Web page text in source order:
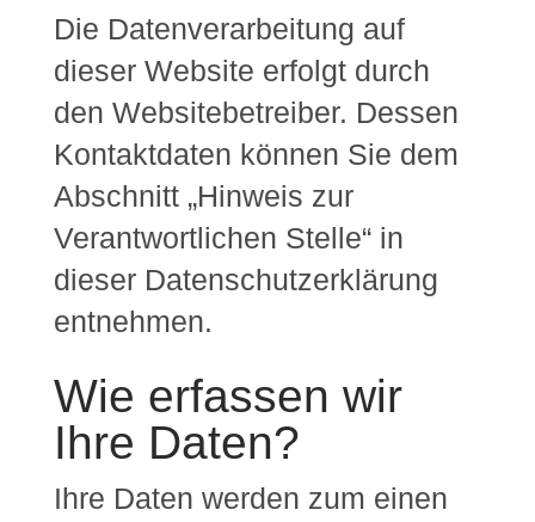
Die Datenverarbeitung auf
dieser Website erfolgt durch
den Websitebetreiber. Dessen
Kontaktdaten können Sie dem
Abschnitt „Hinweis zur
Verantwortlichen Stelle“ in
dieser Datenschutzerklärung
entnehmen.
Wie erfassen wir
Ihre Daten?
Ihre Daten werden zum einen